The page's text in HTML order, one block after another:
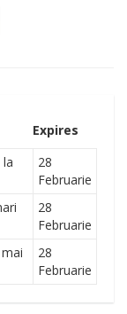
Expires
28
Februarie
28
Februarie
28
Februarie